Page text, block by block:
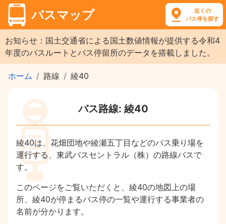
バスマップ
近くの
バス停を探す
お知らせ：国土交通省による国土数値情報が提供する令和4
年度のバスルートとバス停留所のデータを搭載しました。
ホーム 路線 綾40
バス路線: 綾40
綾40は、花畑団地や綾瀬五丁目などのバス乗り場を
運行する、東武バスセントラル（株）の路線バスで
す。
このページをご覧いただくと、綾40の地図上の場
所、綾40が停まるバス停の一覧や運行する事業者の
名前が分かります。